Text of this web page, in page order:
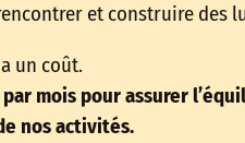
et construire des
un coût.
mois pour assurer
nos activités.